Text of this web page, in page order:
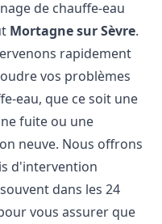
de chauffe-eau
Mortagne sur Sèvre.
rapidement
vos problèmes
eau, que ce soit une
fuite ou une
neuve. Nous offrons
d'intervention
dans les 24
vous assurer que